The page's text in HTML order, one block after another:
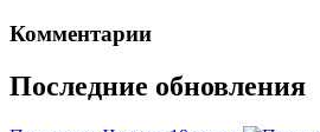
Комментарии
Последние обновления